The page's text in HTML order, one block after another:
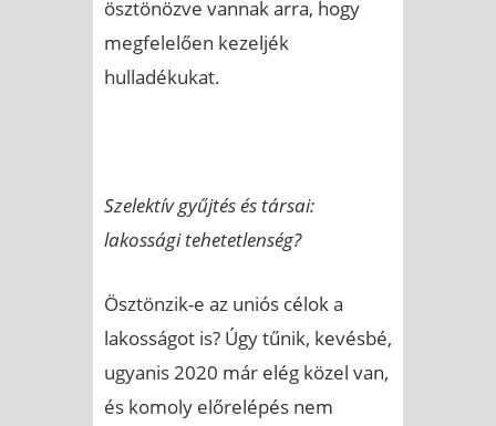
ösztönözve vannak arra, hogy
megfelelően kezeljék
hulladékukat.
Szelektív gyűjtés és társai:
lakossági tehetetlenség?
Ösztönzik-e az uniós célok a
lakosságot is? Úgy tűnik, kevésbé,
ugyanis 2020 már elég közel van,
és komoly előrelépés nem